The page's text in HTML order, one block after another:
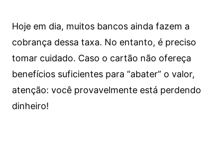
Hoje em dia, muitos bancos ainda fazem a
cobrança dessa taxa. No entanto, é preciso
tomar cuidado. Caso o cartão não ofereça
benefícios suficientes para “abater” o valor,
atenção: você provavelmente está perdendo
dinheiro!